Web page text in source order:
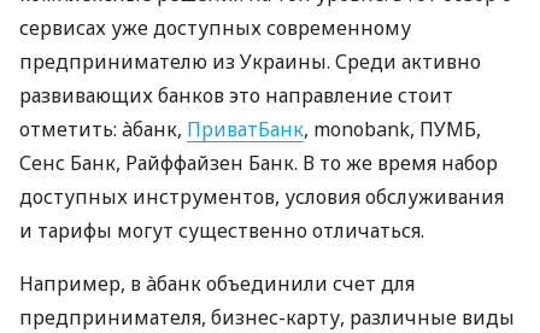
сервисах уже доступных современному
предпринимателю из Украины. Среди активно
развивающих банков это направление стоит
отметить: àбанк, ПриватБанк, monobank, ПУМБ,
Сенс Банк, Райффайзен Банк. В то же время набор
доступных инструментов, условия обслуживания
и тарифы могут существенно отличаться.
Например, в àбанк объединили счет для
предпринимателя, бизнес-карту, различные виды